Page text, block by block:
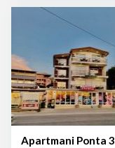
Apartmani Ponta 3